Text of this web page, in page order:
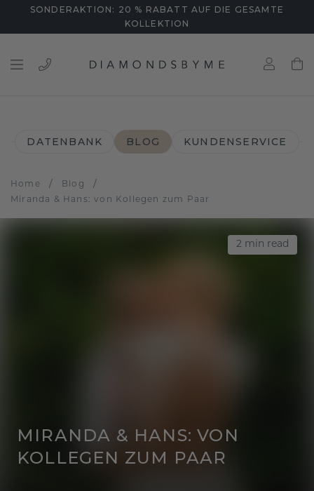
SONDERAKTION: 20 % RABATT AUF DIE GESAMTE
KOLLEKTION
DATENBANK BLOG KUNDENSERVICE
Home / Blog /
Miranda & Hans: von Kollegen zum Paar
2 min read
MIRANDA & HANS: VON
KOLLEGEN ZUM PAAR